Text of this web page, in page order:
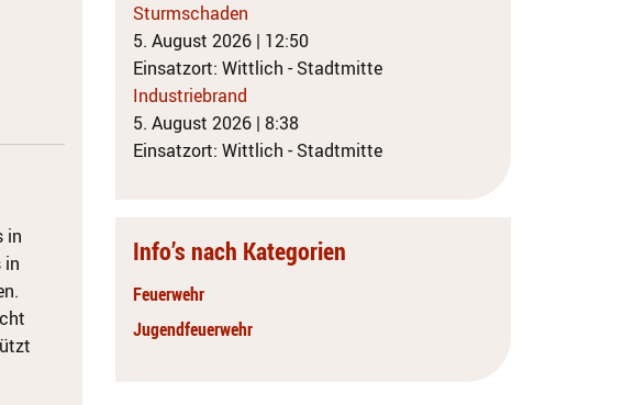
in
in
Sturmschaden
5. August 2026 | 12:50
Einsatzort: Wittlich - Stadtmitte
Industriebrand
5. August 2026 | 8:38
Einsatzort: Wittlich - Stadtmitte
Info’s nach Kategorien
Feuerwehr
Jugendfeuerwehr